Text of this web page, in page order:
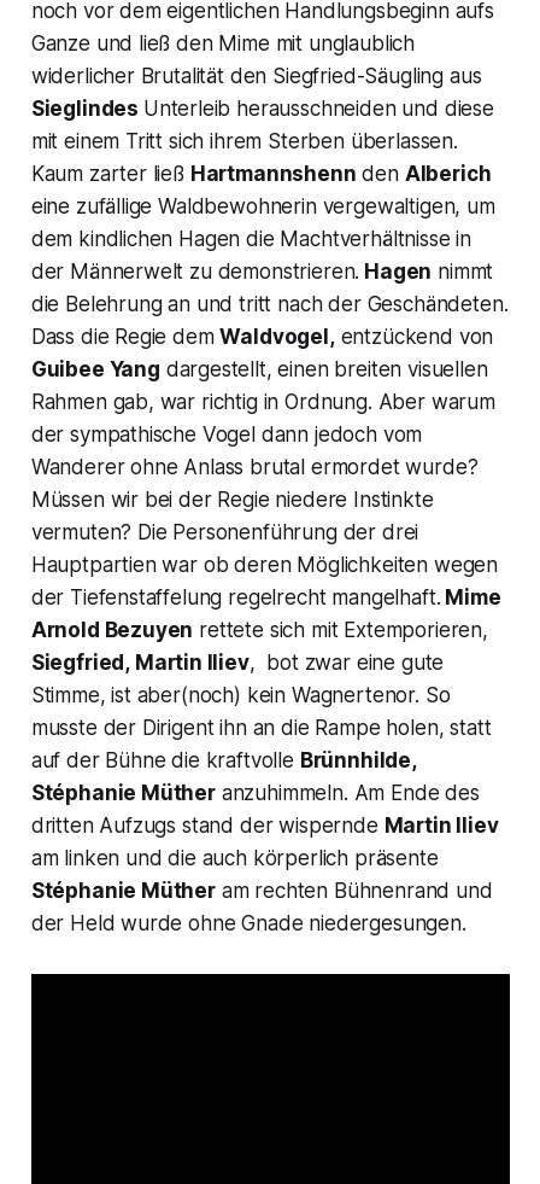
noch vor dem eigentlichen Handlungsbeginn aufs
Ganze und ließ den Mime mit unglaublich
widerlicher Brutalität den Siegfried-Säugling aus
Sieglindes Unterleib herausschneiden und diese
mit einem Tritt sich ihrem Sterben überlassen.
Kaum zarter ließ Hartmannshenn den Alberich
eine zufällige Waldbewohnerin vergewaltigen, um
dem kindlichen Hagen die Machtverhältnisse in
der Männerwelt zu demonstrieren. Hagen nimmt
die Belehrung an und tritt nach der Geschändeten.
Dass die Regie demWaldvogel,entzückend von
Guibee Yang dargestellt, einen breiten visuellen
Rahmen gab, war richtig in Ordnung. Aber warum
der sympathische Vogel dann jedoch vom
Wanderer ohne Anlass brutal ermordet wurde?
Müssen wir bei der Regie niedere Instinkte
vermuten? Die Personenführung der drei
Hauptpartien war ob deren Möglichkeiten wegen
der Tiefenstaffelung regelrecht mangelhaft. Mime
Arnold Bezuyen rettete sich mit Extemporieren,
Siegfried, Martin Iliev, bot zwar eine gute
Stimme, ist aber(noch) kein Wagnertenor. So
musste der Dirigent ihn an die Rampe holen, statt
auf der Bühne die kraftvolle Brünnhilde,
Stéphanie Mütheranzuhimmeln. Am Ende des
dritten Aufzugs stand der wispernde Martin Iliev
am linken und die auch körperlich präsente
Stéphanie Mütheram rechten Bühnenrand und
der Held wurde ohne Gnade niedergesungen.